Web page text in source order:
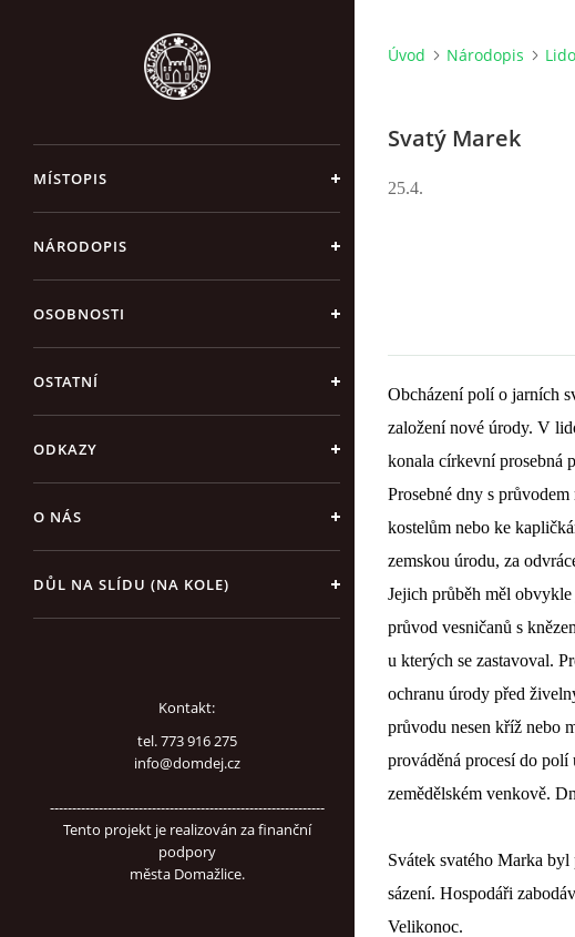
MÍSTOPIS
NÁRODOPIS
OSOBNOSTI
OSTATNÍ
ODKAZY
O NÁS
DŮL NA SLÍDU (NA KOLE)
Kontakt:
tel. 773 916 275
info@domdej.cz
--------------------------------------------------------------
Tento projekt je realizován za finanční
podpory
města Domažlice.
Úvod Národopis
Svatý Marek
25.4.
Obcházení polí o jarních
založení nové úrody. V
konala církevní prosebná
Prosebné dny s
kostelům nebo ke
zemskou úrodu, za
Jejich průběh měl
průvod vesničanů s
u kterých se zastavoval.
ochranu úrody před
průvodu nesen kříž nebo
prováděná procesí do polí
zemědělském venkově.
Svátek svatého Marka
sázení. Hospodáři
Velikonoc.